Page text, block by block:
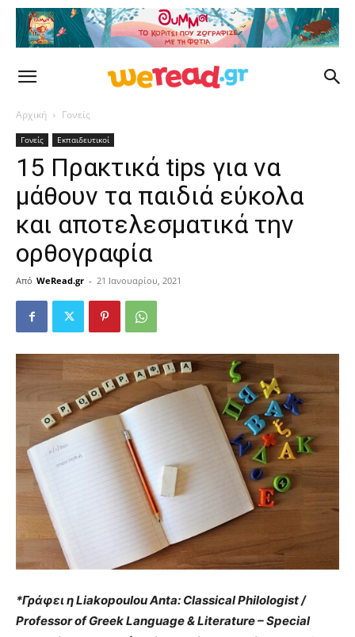
Αρχική Γονείς
Γονείς Εκπαιδευτικοί
15 Πρακτικά tips για να
μάθουν τα παιδιά εύκολα
και αποτελεσματικά την
ορθογραφία
Από WeRead.gr - 21 Ιανουαρίου, 2021
*ΓράφειηLiakopoulou Anta: Classical Philologist /
Professor of Greek Language & Literature – Special